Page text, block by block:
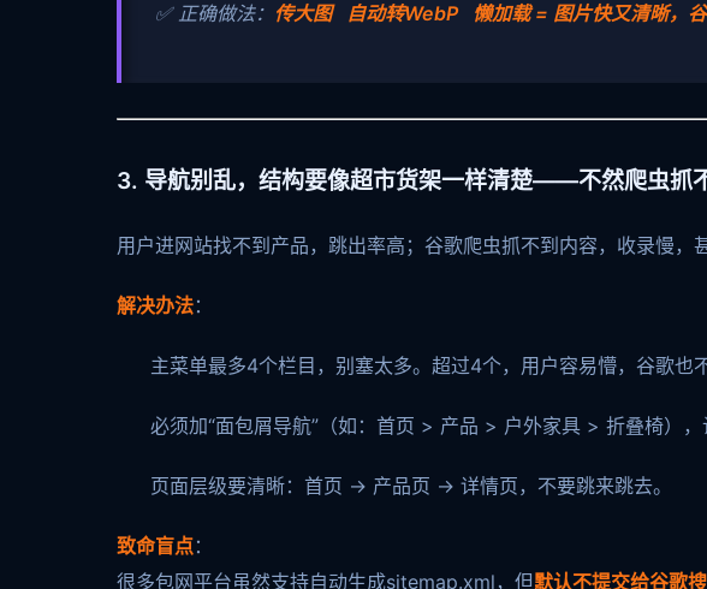
✅ 正确做法： 传大图 自动转WebP 懒加载 = 图片快又清晰，谷
3. 导航别乱，结构要像超市货架一样清楚——不然爬虫抓
用户进网站找不到产品，跳出率高；谷歌爬虫抓不到内容，收录慢，
解决办法：
主菜单最多4个栏目，别塞太多。超过4个，用户容易懵，谷歌也
必须加“面包屑导航”（如：首页 > 产品 > 户外家具 > 折叠椅），
页面层级要清晰：首页 → 产品页 → 详情页，不要跳来跳去。
致命盲点：
很多包网平台虽然支持自动生成sitemap.xml，但默认不提交给谷歌